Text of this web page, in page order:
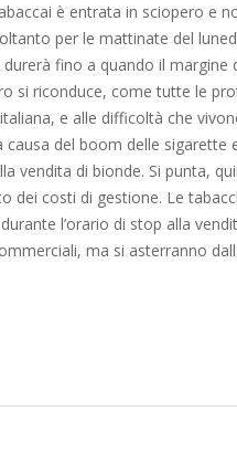
è entrata in sciopero e
per le mattinate del
fino a quando il margine
si riconduce, come tutte le
e alle difficoltà che
del boom delle sigarette
vendita di bionde. Si punta,
dei costi di gestione. Le
l’orario di stop alla
ma si asterranno